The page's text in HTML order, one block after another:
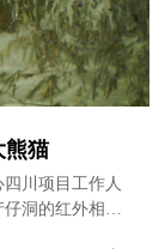
熊猫
川项目工作人
洞的红外相机